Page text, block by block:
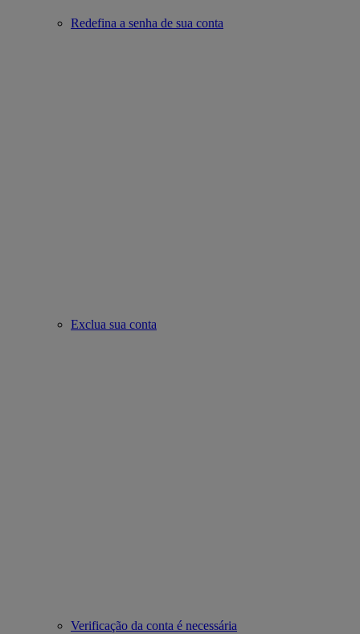
Redefina a senha de sua conta
Exclua sua conta
Verificação da conta é necessária